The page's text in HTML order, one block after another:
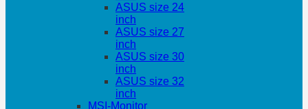
ASUS size 24
inch
ASUS size 27
inch
ASUS size 30
inch
ASUS size 32
inch
MSI-Monitor